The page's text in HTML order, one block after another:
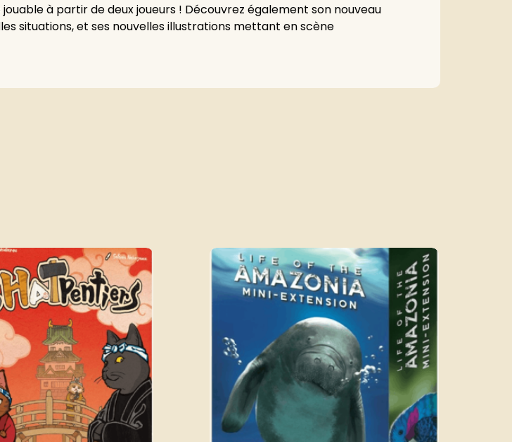
à partir de deux joueurs ! Découvrez également son nouveau
situations, et ses nouvelles illustrations mettant en scène